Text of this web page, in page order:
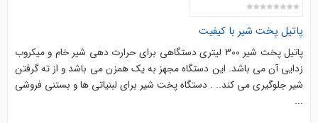
پاتیل پخت شیر با کیفیت
پاتیل پخت شیر 300 لیتری دستگاهی برای حرارت دهی شیر خام و میکروب
زدایی آن می باشد. این دستگاه مجهز به یک همزن می باشد و از ته گرفتن
شیر جلوگیری می کند.. . دستگاه پخت شیر برای لبنیاتی ها و بستنی فروشی
...